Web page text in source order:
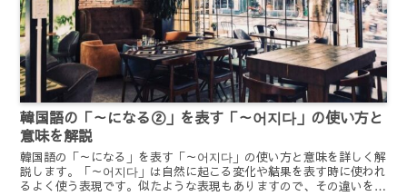
韓国語の「～になる②」を表す「～어지다」の使い方と
意味を解説
韓国語の「～になる」を表す「～어지다」の使い方と意味を詳しく解
説します。「～어지다」は自然に起こる変化や結果を表す時に使われ
るよく使う表現です。似たような表現もありますので、その違いを理